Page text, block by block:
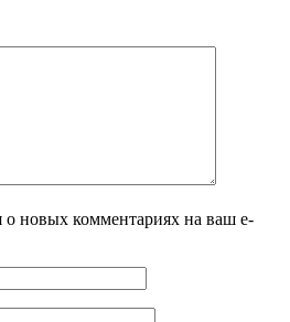
о новых комментариях на ваш e-